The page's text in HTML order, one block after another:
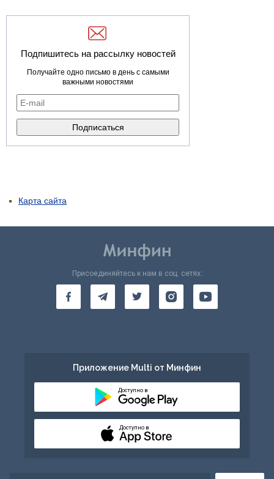
Подпишитесь на рассылку новостей
Получайте одно письмо в день с самыми
важными новостями
Карта сайта
Присоединяйтесь к нам в соц. сетях:
Приложение Multi от Минфин
Доступно в
Доступно в